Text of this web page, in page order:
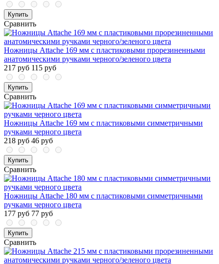
Купить
Сравнить
Ножницы Attache 169 мм с пластиковыми прорезиненными
анатомическими ручками черного/зеленого цвета
217 руб 115 руб
Купить
Сравнить
Ножницы Attache 169 мм с пластиковыми симметричными
ручками черного цвета
218 руб 46 руб
Купить
Сравнить
Ножницы Attache 180 мм с пластиковыми симметричными
ручками черного цвета
177 руб 77 руб
Купить
Сравнить